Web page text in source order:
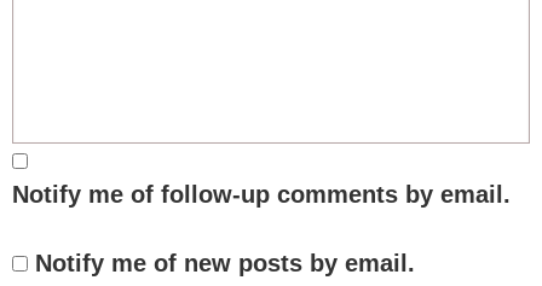
Notify me of follow-up comments by email.
Notify me of new posts by email.